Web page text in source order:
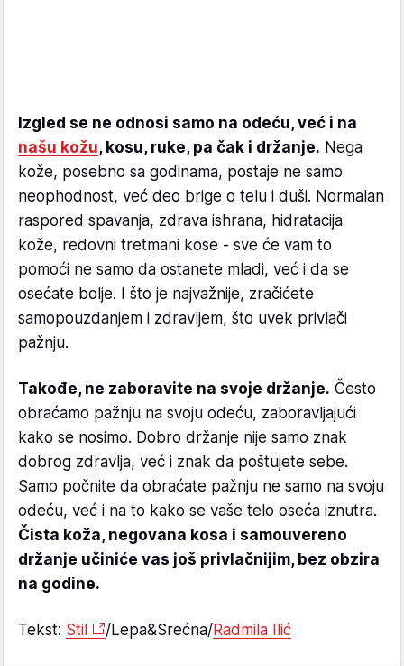
Izgled se ne odnosi samo na odeću, već i na
našu kožu, kosu, ruke, pa čak i držanje.Nega
kože, posebno sa godinama, postaje ne samo
neophodnost, već deo brige o telu i duši. Normalan
raspored spavanja, zdrava ishrana, hidratacija
kože, redovni tretmani kose - sve će vam to
pomoći ne samo da ostanete mladi, već i da se
osećate bolje. I što je najvažnije, zračićete
samopouzdanjem i zdravljem, što uvek privlači
Takođe, ne zaboravite na svoje držanje.Često
obraćamo pažnju na svoju odeću, zaboravljajući
kako se nosimo. Dobro držanje nije samo znak
dobrog zdravlja, već i znak da poštujete sebe.
Samo počnite da obraćate pažnju ne samo na svoju
odeću, već i na to kako se vaše telo oseća iznutra.
Čista koža, negovana kosa i samouvereno
držanje učiniće vas još privlačnijim, bez obzira